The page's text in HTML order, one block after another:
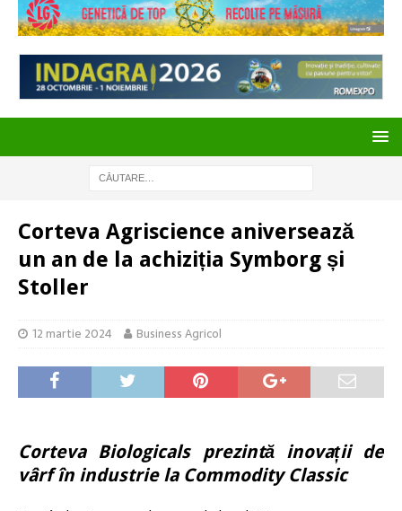
Corteva Agriscience aniversează
un an de la achiziția Symborg și
Stoller
12 martie 2024 Business Agricol
Corteva Biologicals prezintăinovații de
vârfîn industrie la Commodity Classic